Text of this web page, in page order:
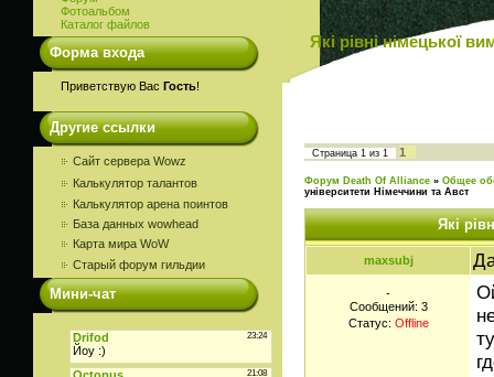
Фотоальбом
Каталог файлов
Форма входа
Приветствую Вас Гость!
Другие ссылки
Сайт сервера Wowz
Калькулятор талантов
Калькулятор арена поинтов
База данных wowhead
Карта мира WoW
Старый форум гильдии
Мини-чат
Які рівні німецької
Страница 1 из 1 1
Форум Death Of Alliance » Общее
університети Німеччини та Авст
Які
maxsubj
-
Сообщений: 3
Статус: Offline